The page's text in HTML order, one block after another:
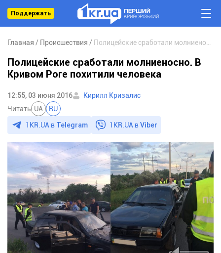
Поддержать
Главная Происшествия
Полицейские сработали молниеносно. В
Кривом Роге похитили человека
12:55, 03 июня 2016
Кирилл Кризалис
Читать UA RU
1KR.UA в Telegram 1KR.UA вViber